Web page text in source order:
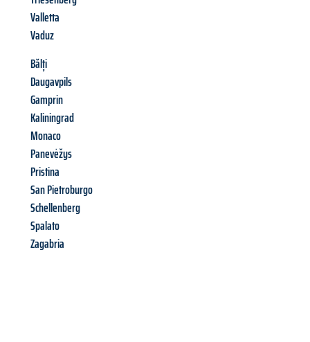
Valletta
Vaduz
Bălți
Daugavpils
Gamprin
Kaliningrad
Monaco
Panevėžys
Pristina
San Pietroburgo
Schellenberg
Spalato
Zagabria